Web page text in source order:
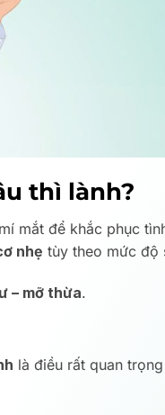
thì lành?
mắt để khắc phục
nhẹ tùy theo mức độ
– mỡ thừa.
là điều rất quan